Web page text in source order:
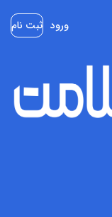
ورود ثبت نام